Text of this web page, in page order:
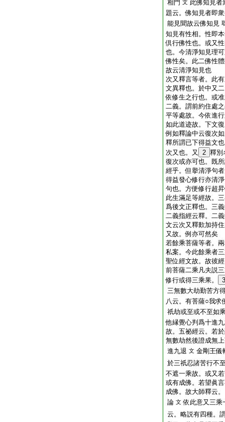
相門 文 此佛知見者
題云。佛知見者即
能見聞故云佛知見
知見有性相。性即
倶行佛性也。或又
也。今清淨知見理
佛性矣。此二佛性
故云清淨知見也
次又釋言等者。此
文異釋也。於中又
依修生之行也。或
二義。謂前約住處
平等處故。今依進
如此道迹故。下文
例如釋論中云復次
釋所謂已下得益文
次又也。又
2 釋別
復次或亦可也。既
經乎。但擧清淨句
得益發心修行亦清
句也。方便修行超
此生滿足等經故。
爲後文正釋也。三
二義指經云釋。二
文云次又釋歎加持
又故。例亦可然矣
若餘乘菩薩等者。
私案。今此餘乘者
聖位經文故。故彼
前菩薩二乘凡夫説
修行或得三乘果。
3
三無數大劫勤苦方
八云。有菩薩○我求
祇劫或至或不至如
他縁覺心判爲十進
故。五祕經云。若
無數劫然後證成無
進九退 文 金剛王儀
於三祇忍諸苦行不
不遮一乘故。或又
或有成佛。若望眞
成佛。故大師釋云
論 文 依此意又三乘
云。略説有四種。